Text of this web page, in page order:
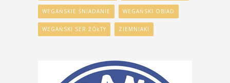
WEGAŃSKIE ŚNIADANIE WEGAŃSKI OBIAD
WEGAŃSKI SER ŻÓŁTY ZIEMNIAKI